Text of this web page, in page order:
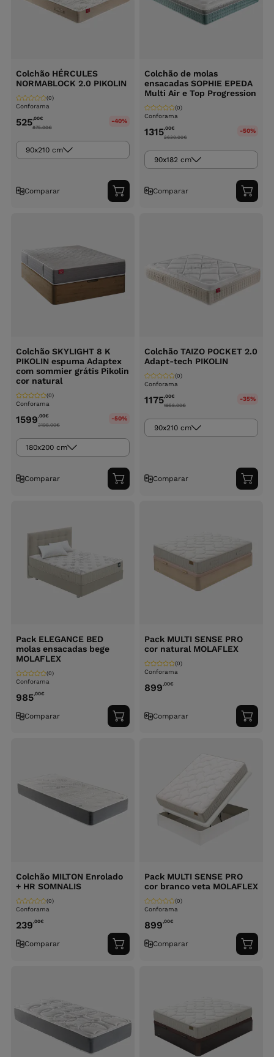
Colchão HÉRCULES
NORMABLOCK 2.0 PIKOLIN
Conforama
(0)
525,00€
875.00€
-40%
90x210 cm
Comparar
Adicionar
ao
Colchão de molas
ensacadas SOPHIE EPEDA
Multi Air e Top Progression
Conforama
(0)
1315,00€
2630.00€
-50%
90x182 cm
Comparar
ao
Colchão SKYLIGHT 8 K
PIKOLIN espuma Adaptex
com sommier grátis Pikolin
cor natural
Conforama
(0)
1599,00€
3198.00€
-50%
180x200 cm
Comparar
Adicionar
ao
Colchão TAIZO POCKET 2.0
Adapt-tech PIKOLIN
Conforama
(0)
1175,00€
1958.00€
-35%
90x210 cm
Comparar
ao
Pack ELEGANCE BED
molas ensacadas bege
MOLAFLEX
Conforama
(0)
985,00€
Comparar
Adicionar
ao
Pack MULTI SENSE PRO
cor natural MOLAFLEX
Conforama
(0)
899,00€
Comparar
ao
Colchão MILTON Enrolado
+ HR SOMNALIS
Conforama
(0)
239,00€
Comparar
Adicionar
ao
Pack MULTI SENSE PRO
cor branco veta MOLAFLEX
Conforama
(0)
899,00€
Comparar
ao